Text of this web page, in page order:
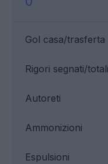
Gol casa/trasferta
Ammonizioni
Rigori segnati/totali
Espulsioni
Autoreti